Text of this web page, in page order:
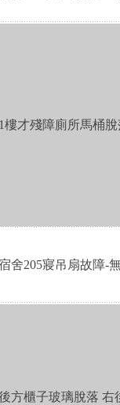
樓才殘障廁所馬桶脫
舍205寢吊扇故障-
方櫃子玻璃脫落 右